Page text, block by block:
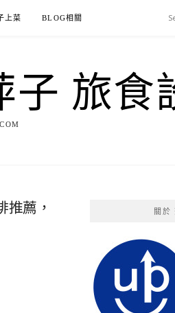
上菜 BLOG相關
子 旅食
推薦，
關於